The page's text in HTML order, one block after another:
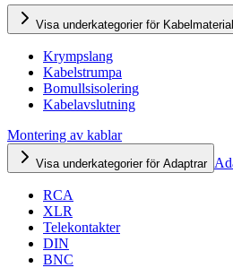
Visa underkategorier för Kabelmaterial
Krympslang
Kabelstrumpa
Bomullsisolering
Kabelavslutning
Montering av kablar
Visa underkategorier för Adaptrar
RCA
XLR
Telekontakter
DIN
BNC